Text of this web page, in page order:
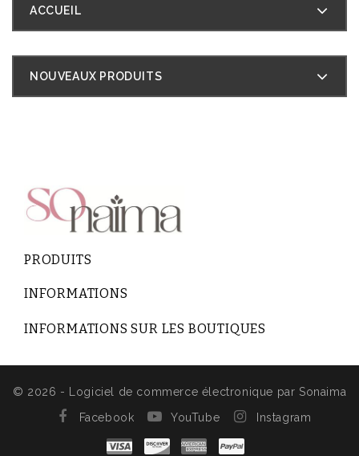
ACCUEIL
NOUVEAUX PRODUITS
PRODUITS
INFORMATIONS
INFORMATIONS SUR LES BOUTIQUES
© 2026 - Logiciel de commerce électronique par Sonaima
Facebook
YouTube Instagram